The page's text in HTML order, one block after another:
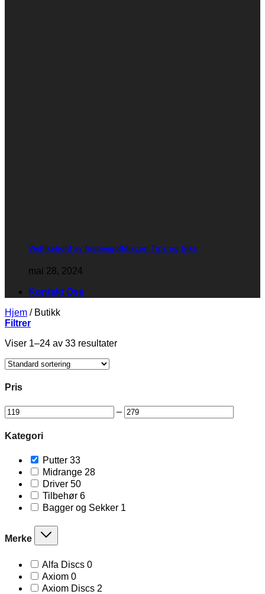
Vedlikehold av frisbeegolfdiscer: Tips og triks
mai 28, 2024
Kontakt Oss
Hjem /Butikk
Filtrer
Viser 1–24 av 33 resultater
Pris
–
Kategori
Putter 33
products
Midrange 28
Driver 5050
products
Tilbehør 66
products
Bagger og Sekker 1
Merke
Alfa Discs 00
Axiom 00
products
Axiom Discs 2